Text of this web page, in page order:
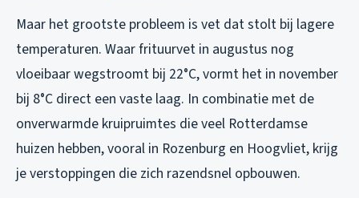
Maar het grootste probleem is vet dat stolt bij lagere
temperaturen. Waar frituurvet in augustus nog
vloeibaar wegstroomt bij 22°C, vormt het in november
bij 8°C direct een vaste laag. In combinatie met de
onverwarmde kruipruimtes die veel Rotterdamse
huizen hebben, vooral in Rozenburg en Hoogvliet, krijg
je verstoppingen die zich razendsnel opbouwen.